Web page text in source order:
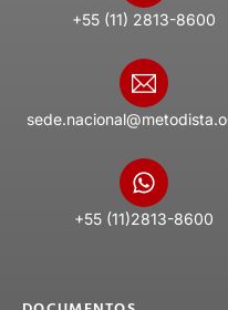
+55 (11) 2813-8600
+55 (11)2813-8600